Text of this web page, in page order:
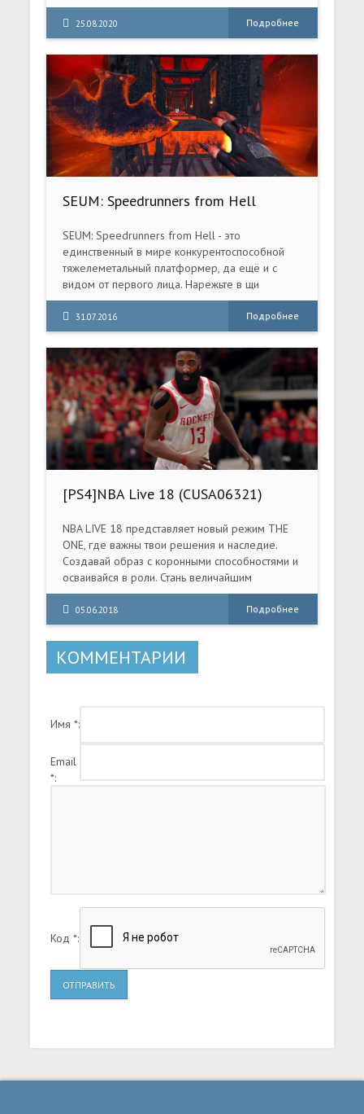
25.08.2020 Подробнее
SEUM: Speedrunners from Hell
SEUM: Speedrunners from Hell - это
единственный в мире конкурентоспособной
тяжелеметальный платформер, да ещё и с
видом от первого лица. Нарежьте в щи
каждую последнюю миллисекунду,
прокладывая свой путь через смертельные
арены. (а ещё там есть взрывы!)
Телепортируйтесь, прыгайте, летайте и сильно
вмажьте кому-нибудь во время прохождения
ста беспощадных и чертовски быстрых
уровней за главный приз: Вашу душу! (... И
пиво).
31.07.2016 Подробнее
[PS4]NBA Live 18 (CUSA06321)
[1.11]
NBA LIVE 18 представляет новый режим THE
ONE, где важны твои решения и наследие.
Создавай образ с коронными способностями и
осваивайся в роли. Стань величайшим
баскетболистом в лиге и на улице, участвуя в
LIVE-состязаниях.
05.06.2018 Подробнее
КОММЕНТАРИИ
Имя *:
Email
*:
Код *:
ОТПРАВИТЬ